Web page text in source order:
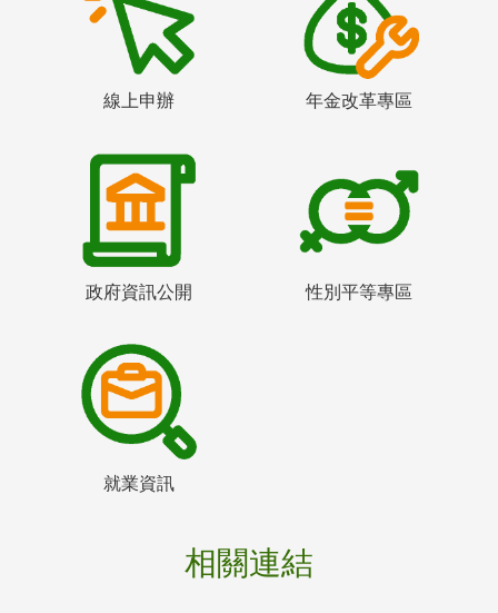
線上申辦 年金改革專區
政府資訊公開 性別平等專區
就業資訊
相關連結